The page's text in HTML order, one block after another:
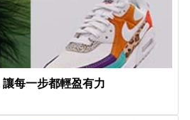
每一步都輕盈有力